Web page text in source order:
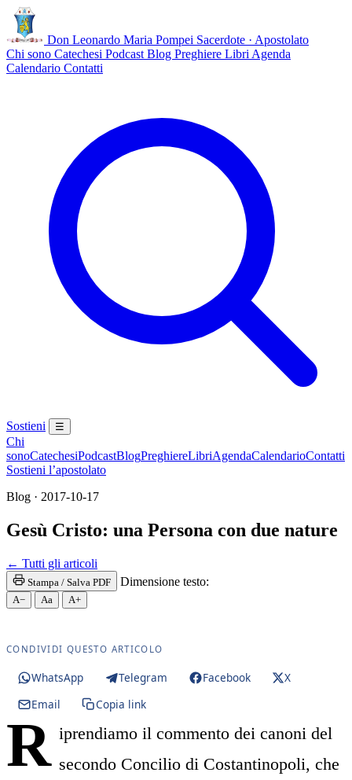
Don Leonardo Maria Pompei Sacerdote · Apostolato
Chi sono Catechesi Podcast Blog Preghiere Libri Agenda
Calendario Contatti
Sostieni ☰
Chi
sonoCatechesiPodcastBlogPreghiereLibriAgendaCalendarioContatti
Sostieni l’apostolato
Blog · 2017-10-17
Gesù Cristo: una Persona con due nature
← Tutti gli articoli
Stampa / Salva PDF Dimensione testo:
A− Aa A+
CONDIVIDI QUESTO ARTICOLO
WhatsApp Telegram Facebook
X
Email
Copia link
R iprendiamo il commento dei canoni del
secondo Concilio di Costantinopoli, che